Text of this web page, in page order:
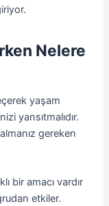
Nelere
yaşam
yansıtmalıdır.
gereken
bir amacı vardır
etkiler.